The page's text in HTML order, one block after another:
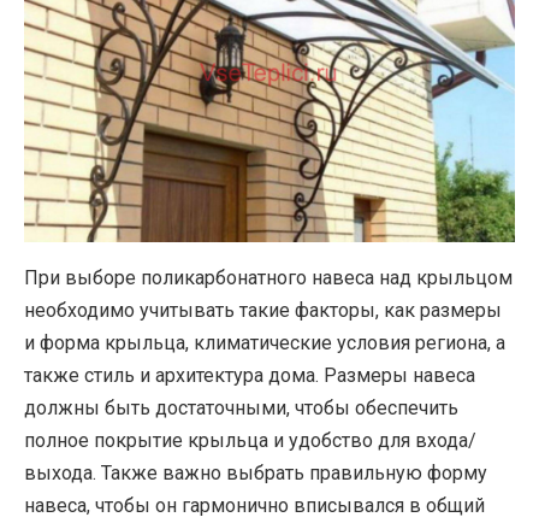
При выборе поликарбонатного навеса над крыльцом
необходимо учитывать такие факторы, как размеры
и форма крыльца, климатические условия региона, а
также стиль и архитектура дома. Размеры навеса
должны быть достаточными, чтобы обеспечить
полное покрытие крыльца и удобство для входа/
выхода. Также важно выбрать правильную форму
навеса, чтобы он гармонично вписывался в общий